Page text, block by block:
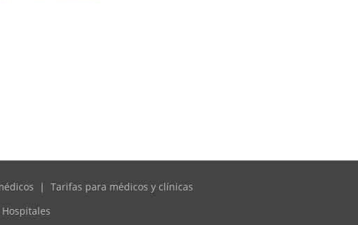
| Tarifas para médicos y clínicas
Hospitales